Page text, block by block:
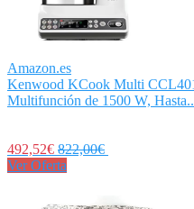
Amazon.es
Kenwood KCook Multi
Multifunción de 1500 W,
492,52€ 822,00€
Ver Oferta